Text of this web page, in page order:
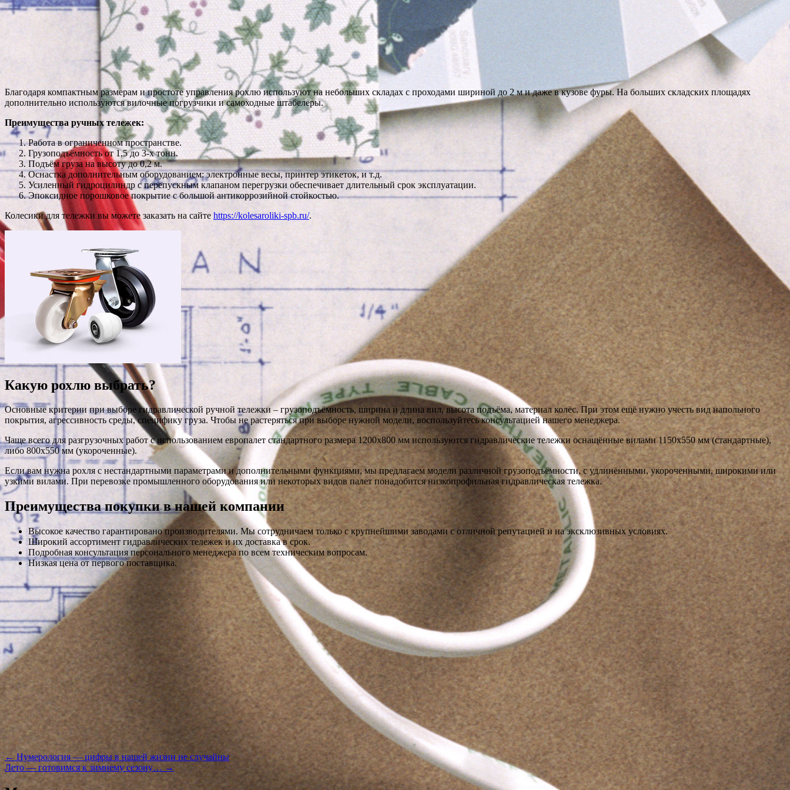
Благодаря компактным размерам и простоте управления рохлю используют на небольших складах с проходами шириной до 2 м и даже в кузове фуры. На больших складских площадях
дополнительно используются вилочные погрузчики и самоходные штабелёры.
Преимущества ручных тележек:
Работа в ограниченном пространстве.
Грузоподъёмность от 1,5 до 3-х тонн.
Подъём груза на высоту до 0,2 м.
Оснастка дополнительным оборудованием: электронные весы, принтер этикеток, и т.д.
Усиленный гидроцилиндр с перепускным клапаном перегрузки обеспечивает длительный срок эксплуатации.
Эпоксидное порошковое покрытие с большой антикоррозийной стойкостью.
Колесики для тележки вы можете заказать на сайте https://kolesaroliki-spb.ru/.
Какую рохлю выбрать?
Основные критерии при выборе гидравлической ручной тележки – грузоподъёмность, ширина и длина вил, высота подъёма, материал колёс. При этом ещё нужно учесть вид напольного
покрытия, агрессивность среды, специфику груза. Чтобы не растеряться при выборе нужной модели, воспользуйтесь консультацией нашего менеджера.
Чаще всего для разгрузочных работ с использованием европалет стандартного размера 1200х800 мм используются гидравлические тележки оснащённые вилами 1150х550 мм (стандартные),
либо 800х550 мм (укороченные).
Если вам нужна рохля с нестандартными параметрами и дополнительными функциями, мы предлагаем модели различной грузоподъёмности, с удлинёнными, укороченными, широкими или
узкими вилами. При перевозке промышленного оборудования или некоторых видов палет понадобится низкопрофильная гидравлическая тележка.
Преимущества покупки в нашей компании
Высокое качество гарантировано производителями. Мы сотрудничаем только с крупнейшими заводами с отличной репутацией и на эксклюзивных условиях.
Широкий ассортимент гидравлических тележек и их доставка в срок.
Подробная консультация персонального менеджера по всем техническим вопросам.
Низкая цена от первого поставщика.
Навигация
по
записям
←Нумерология — цифры в нашей жизни не случайны
Лето — готовимся к зимнему сезону…→